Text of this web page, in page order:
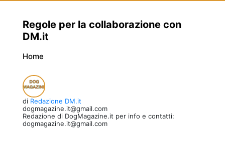
Regole per la collaborazione con
DM.it
Home
di Redazione DM.it
dogmagazine.it@gmail.com
Redazione di DogMagazine.it per info e contatti:
dogmagazine.it@gmail.com